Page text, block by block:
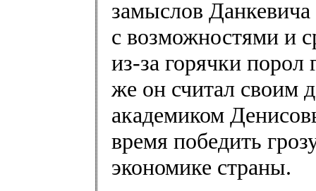
замыслов Данкевича
с возможностями и
из-за горячки порол
же он считал своим
академиком
время победить
экономике страны.